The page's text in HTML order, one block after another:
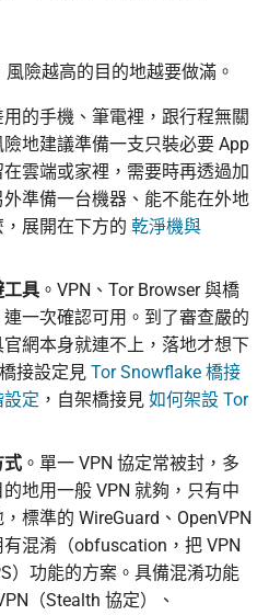
險越高的目的地越要做滿。
用的手機、筆電裡，跟行程無關
地建議準備一支只裝必要 App
雲端或家裡，需要時再透過加
準備一台機器、能不能在外地
展開在下方的 乾淨機與
工具 。VPN、Tor Browser 與橋
一次確認可用。到了審查嚴的
網本身就連不上，落地才想下
接設定見 Tor Snowflake 橋接
設定 ，自架橋接見 如何架設 Tor
式 。單一 VPN 協定常被封，多
地用一般 VPN 就夠，只有中
標準的 WireGuard、OpenVPN
混淆（obfuscation，把 VPN
）功能的方案。具備混淆功能
（Stealth 協定）、